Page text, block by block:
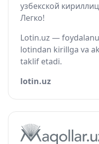
узбекской
Легко!
Lotin.uz —
lotindan kirillga va
taklif etadi.
lotin.uz